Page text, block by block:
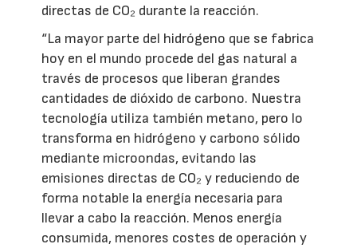
directas de CO₂ durante la reacción.
“La mayor parte del hidrógeno que se fabrica
hoy en el mundo procede del gas natural a
través de procesos que liberan grandes
cantidades de dióxido de carbono. Nuestra
tecnología utiliza también metano, pero lo
transforma en hidrógeno y carbono sólido
mediante microondas, evitando las
emisiones directas de CO₂ y reduciendo de
forma notable la energía necesaria para
llevar a cabo la reacción. Menos energía
consumida, menores costes de operación y